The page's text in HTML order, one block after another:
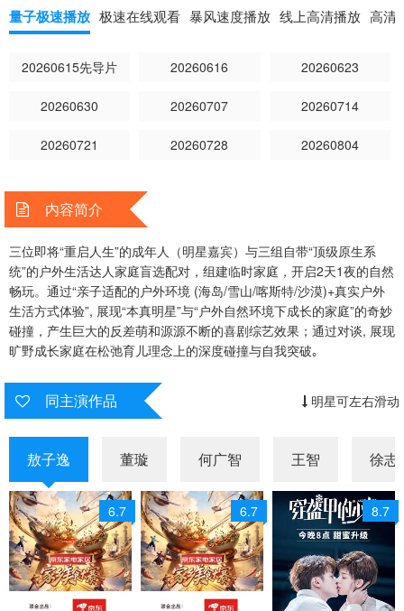
量子极速播放 极速在线观看 暴风速度播放 线上高清播放 高清
20260615先导片 20260616 20260623
20260630 20260707 20260714
20260721 20260728 20260804
内容简介
三位即将“重启人生”的成年人（明星嘉宾）与三组自带“顶级原生系
统”的户外生活达人家庭盲选配对，组建临时家庭，开启2天1夜的自然
畅玩。通过“亲子适配的户外环境 (海岛/雪山/喀斯特/沙漠)+真实户外
生活方式体验”, 展现“本真明星”与“户外自然环境下成长的家庭”的奇妙
碰撞，产生巨大的反差萌和源源不断的喜剧综艺效果；通过对谈, 展现
旷野成长家庭在松弛育儿理念上的深度碰撞与自我突破｡
同主演作品 明星可左右滑动
敖子逸 董璇 何广智 王智 徐志
6.7 6.7 8.7